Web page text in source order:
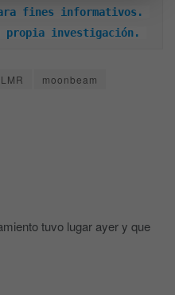
fines informativos.
propia investigación.
moonbeam
tuvo lugar ayer y que